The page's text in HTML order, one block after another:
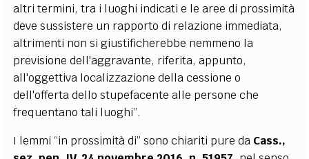
altri termini, tra i luoghi indicati e le aree di prossimità
deve sussistere un rapporto di relazione immediata,
altrimenti non si giustificherebbe nemmeno la
previsione dell'aggravante, riferita, appunto,
all'oggettiva localizzazione della cessione o
dell'offerta dello stupefacente alle persone che
frequentano tali luoghi”.
I lemmi “in prossimità di” sono chiariti pure da Cass.,